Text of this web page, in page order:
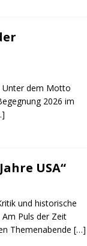
Unter dem Motto
2026 im
USA“
und historische
Puls der Zeit
Themenabende […]